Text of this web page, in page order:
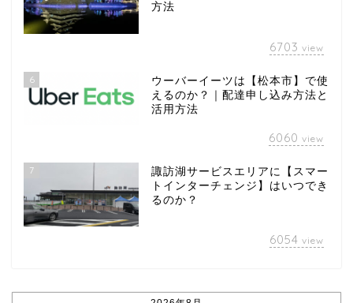
方法
6703 view
6
ウーバーイーツは【松本市】で使
えるのか？｜配達申し込み方法と
活用方法
6060 view
7
諏訪湖サービスエリアに【スマー
トインターチェンジ】はいつでき
るのか？
6054 view